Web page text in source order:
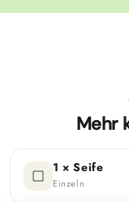
geladen ...
Mehr
1 × Seife
Einzeln